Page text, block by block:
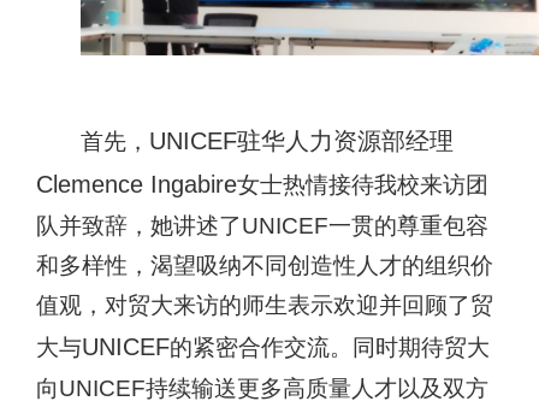
首先， UNICEF驻华人力资源部经理
Clemence Ingabire女士热情接待我校来访团
队并致辞，她讲述了UNICEF一贯的尊重包容
和多样性，渴望吸纳不同创造性人才的组织价
值观，对贸大来访的师生表示欢迎并回顾了贸
大与UNICEF的紧密合作交流。同时期待贸大
向UNICEF持续输送更多高质量人才以及双方